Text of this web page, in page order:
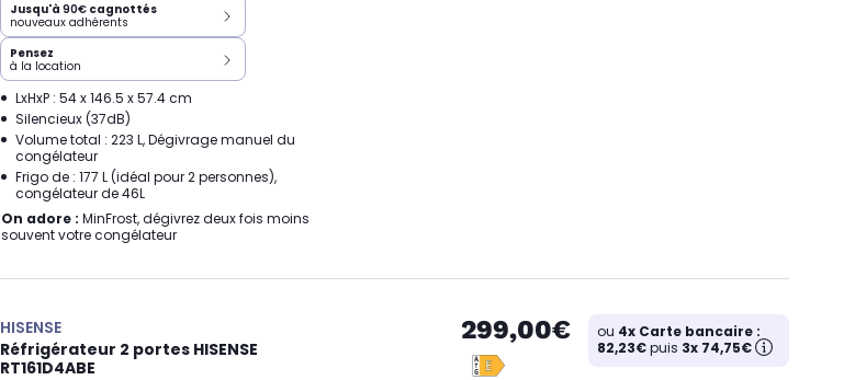
Jusqu'à 90€ cagnottés
nouveaux adhérents
Pensez
à la location
LxHxP : 54 x 146.5 x 57.4 cm
Silencieux (37dB)
Volume total : 223 L, Dégivrage manuel du
congélateur
Frigo de : 177 L (idéal pour 2 personnes),
congélateur de 46L
On adore : MinFrost, dégivrez deux fois moins
souvent votre congélateur
HISENSE
Réfrigérateur 2 portes HISENSE
RT161D4ABE
299,00€ ou 4x Carte bancaire :
82,23€puis 3x 74,75€